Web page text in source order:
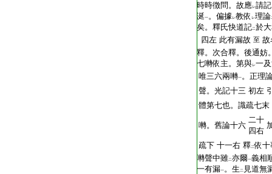
時時徴問。故應レ請
涎一。偏據レ教依 レ理論
矣。釋氏快道記二於
四左 此有漏故 至
釋。次合釋。後通妨
七囀依主。第與レ一
唯三六兩囀一。正理
聲。光記十三 初左
體第七也。識疏七末
囀。舊論十六
二十
四右
疏下 十一右 釋二依十
囀聲中雖二亦爾一義相
一有漏一。生 二 見道無